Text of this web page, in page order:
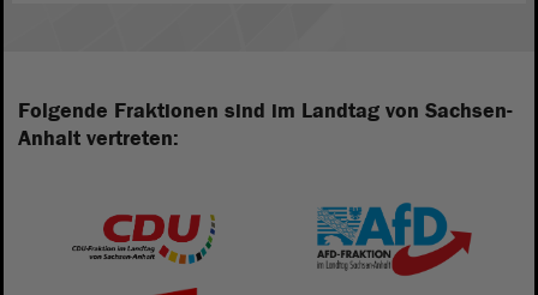
Folgende Fraktionen sind im Landtag von Sachsen-
Anhalt vertreten: